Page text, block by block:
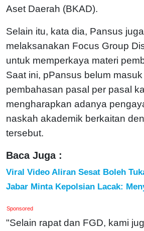
Aset Daerah (BKAD).
Selain itu, kata dia, Pansus
melaksanakan Focus Group
untuk memperkaya materi
Saat ini, pPansus belum
pembahasan pasal per pasal
mengharapkan adanya
naskah akademik berkaitan
tersebut.
Baca Juga :
Viral Video Aliran Sesat Boleh
Jabar Minta Kepolsian Lacak:
Sponsored
"Selain rapat dan FGD, kami